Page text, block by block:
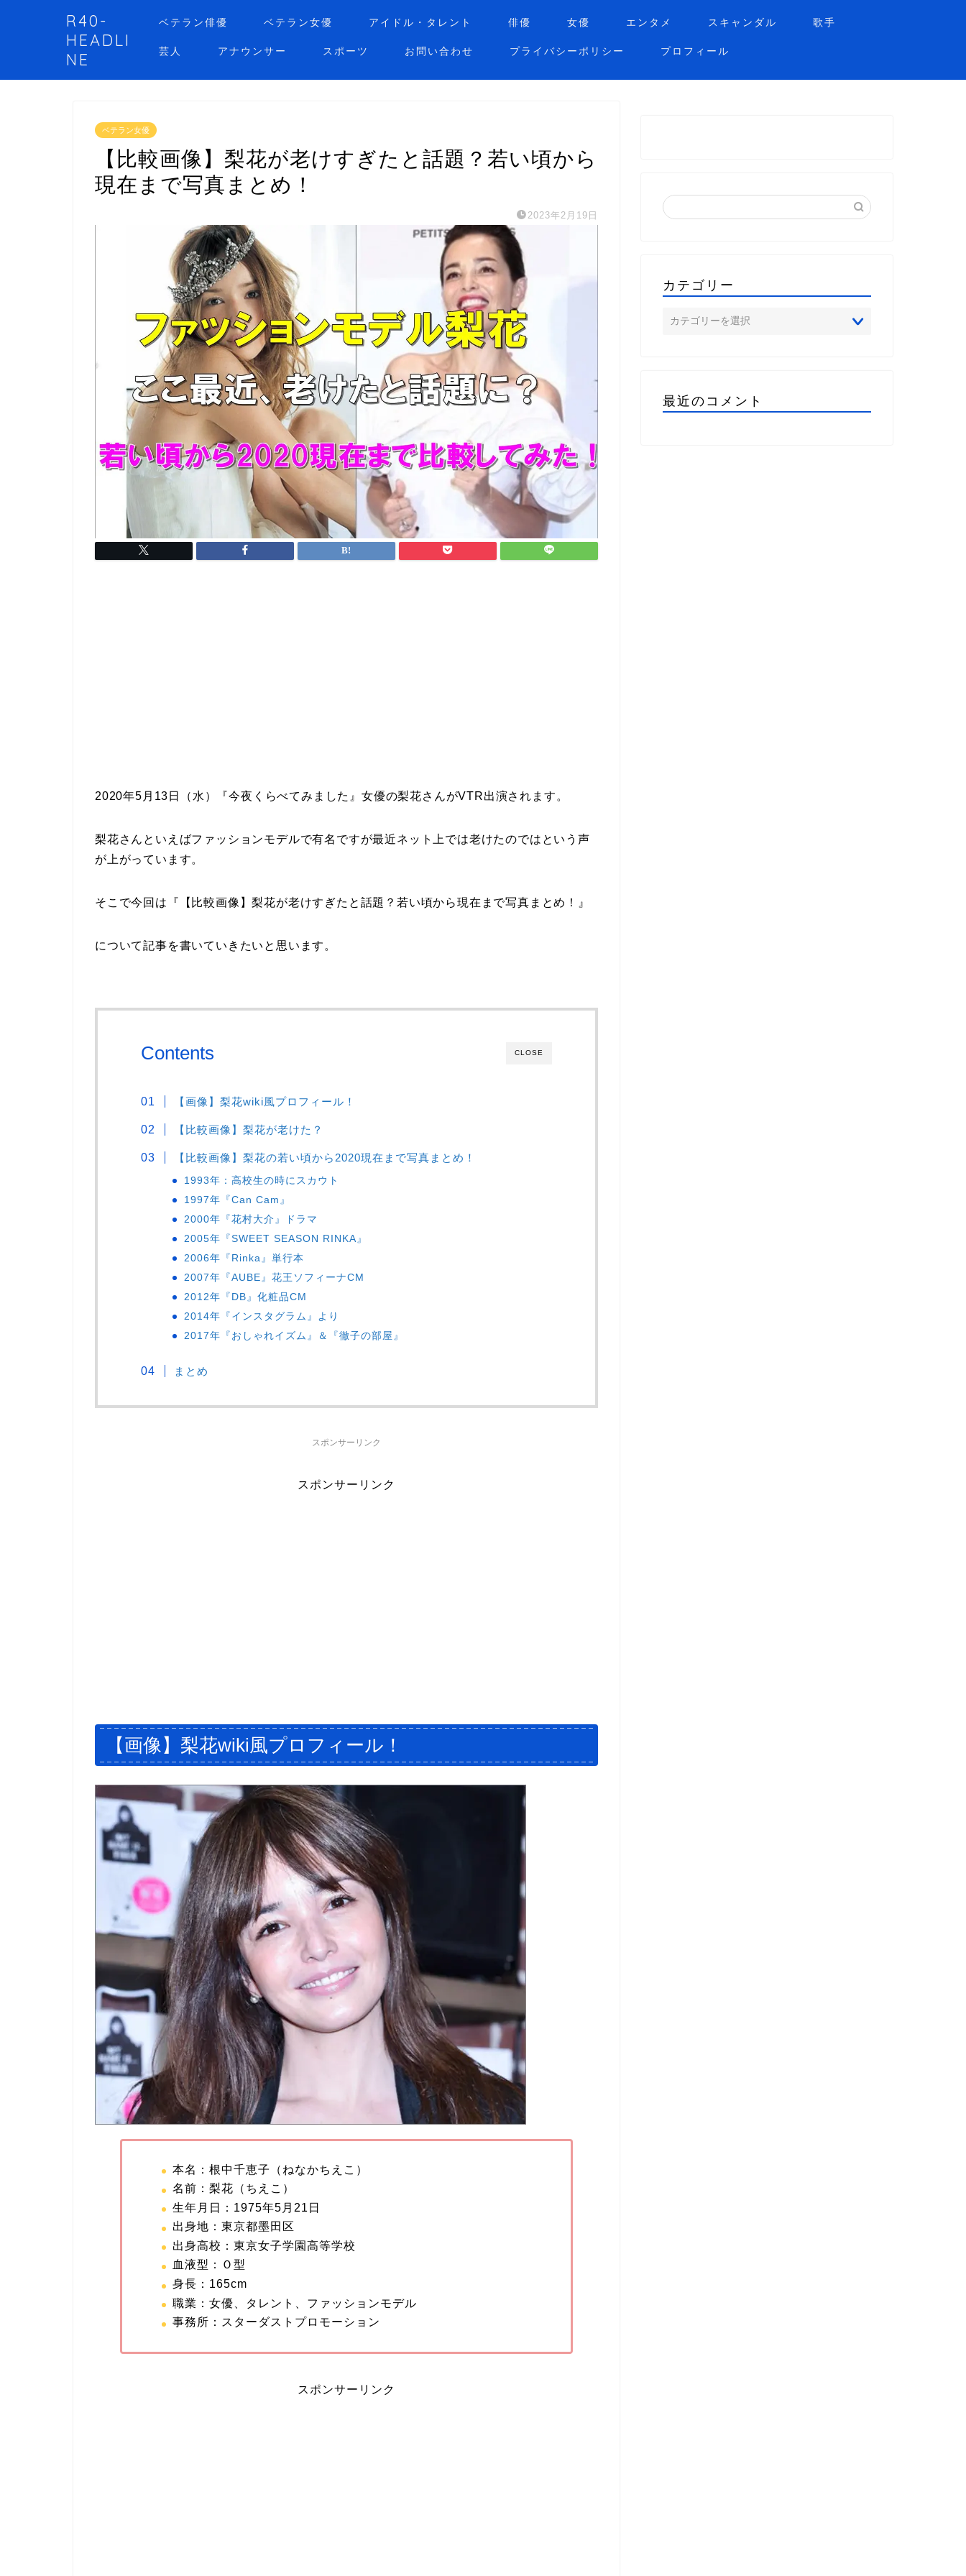
R40-
HEADLI
NE
ベテラン俳優 ベテラン女優 アイドル・タレント 俳優 女優 エンタメ スキャンダル 歌手
芸人 アナウンサー スポーツ お問い合わせ プライバシーポリシー プロフィール
ベテラン女優
【比較画像】梨花が老けすぎたと話題？若い頃から
現在まで写真まとめ！
2023年2月19日
2020年5月13日（水）『今夜くらべてみました』女優の梨花さんがVTR出演されます。
梨花さんといえばファッションモデルで有名ですが最近ネット上では老けたのではという声
が上がっています。
そこで今回は『【比較画像】梨花が老けすぎたと話題？若い頃から現在まで写真まとめ！』
について記事を書いていきたいと思います。
CLOSE
Contents
【画像】梨花wiki風プロフィール！
【比較画像】梨花が老けた？
【比較画像】梨花の若い頃から2020現在まで写真まとめ！
1993年：高校生の時にスカウト
1997年『Can Cam』
2000年『花村大介』ドラマ
2005年『SWEET SEASON RINKA』
2006年『Rinka』単行本
2007年『AUBE』花王ソフィーナCM
2012年『DB』化粧品CM
2014年『インスタグラム』より
2017年『おしゃれイズム』＆『徹子の部屋』
まとめ
スポンサーリンク
スポンサーリンク
【画像】梨花wiki風プロフィール！
本名：根中千恵子（ねなかちえこ）
名前：梨花（ちえこ）
生年月日：1975年5月21日
出身地：東京都墨田区
出身高校：東京女子学園高等学校
血液型：Ｏ型
身長：165cm
職業：女優、タレント、ファッションモデル
事務所：スターダストプロモーション
スポンサーリンク
カテゴリー
最近のコメント